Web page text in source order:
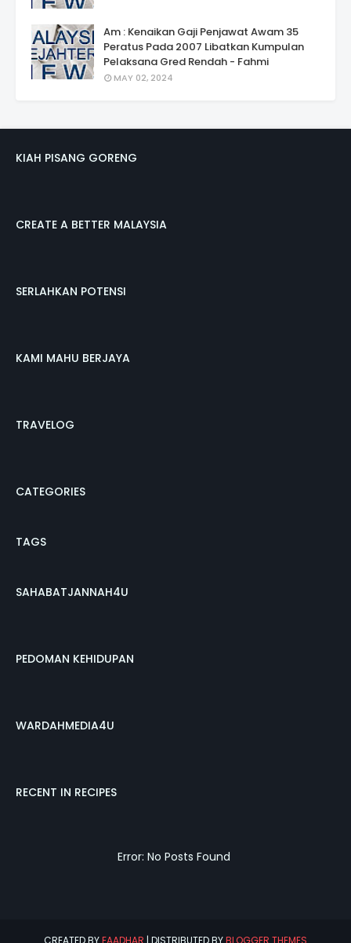
Am : Kenaikan Gaji Penjawat Awam 35
Peratus Pada 2007 Libatkan Kumpulan
Pelaksana Gred Rendah - Fahmi
MAY 02, 2024
KIAH PISANG GORENG
CREATE A BETTER MALAYSIA
SERLAHKAN POTENSI
KAMI MAHU BERJAYA
TRAVELOG
CATEGORIES
TAGS
SAHABATJANNAH4U
PEDOMAN KEHIDUPAN
WARDAHMEDIA4U
RECENT IN RECIPES
Error: No Posts Found